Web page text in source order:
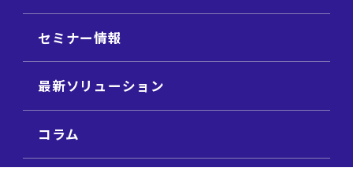
セミナー情報
最新ソリューション
コラム